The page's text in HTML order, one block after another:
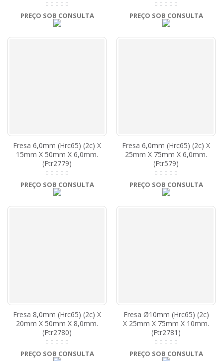
PREÇO SOB CONSULTA PREÇO SOB CONSULTA
Fresa 6,0mm (Hrc65) (2c) X
15mm X 50mm X 6,0mm.
(Ftr2779)
PREÇO SOB CONSULTA
Fresa 6,0mm (Hrc65) (2c) X
25mm X 75mm X 6,0mm.
(Ftr579)
PREÇO SOB CONSULTA
Fresa 8,0mm (Hrc65) (2c) X
20mm X 50mm X 8,0mm.
(Ftr2780)
PREÇO SOB CONSULTA
Fresa Ø10mm (Hrc65) (2c)
X 25mm X 75mm X 10mm.
(Ftr2781)
PREÇO SOB CONSULTA